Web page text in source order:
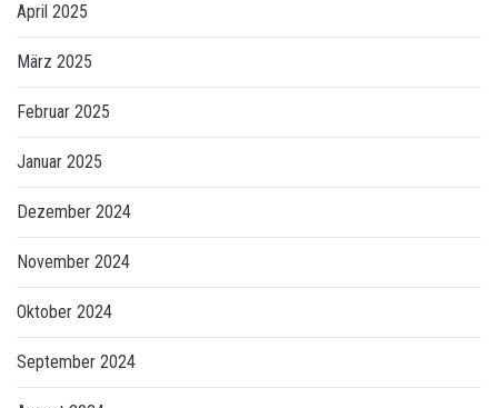
April 2025
März 2025
Februar 2025
Januar 2025
Dezember 2024
November 2024
Oktober 2024
September 2024